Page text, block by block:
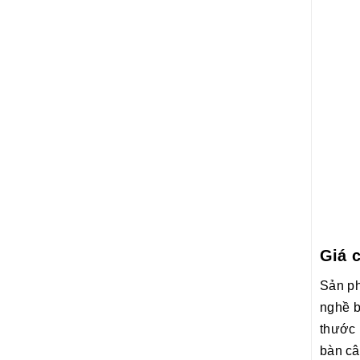
Giá
Sản
nghề
thước
bàn